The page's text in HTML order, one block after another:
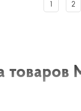
2
товаров
5w30